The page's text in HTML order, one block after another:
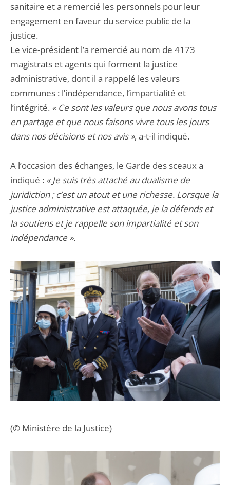
sanitaire et a remercié les personnels pour leur
engagement en faveur du service public de la
justice.
Le vice-président l’a remercié au nom de 4173
magistrats et agents qui forment la justice
administrative, dont il a rappelé les valeurs
communes : l’indépendance, l’impartialité et
l’intégrité. « Ce sont les valeurs que nous avons tous
en partage et que nous faisons vivre tous les jours
dans nos décisions et nos avis », a-t-il indiqué.
A l’occasion des échanges, le Garde des sceaux a
indiqué : « Je suis très attaché au dualisme de
juridiction ; c’est un atout et une richesse. Lorsque la
justice administrative est attaquée, je la défends et
la soutiens et je rappelle son impartialité et son
indépendance ».
(© Ministère de la Justice)